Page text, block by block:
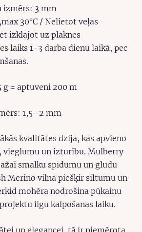
izmērs: 3 mm
30°C / Nelietot veļas
izklājot uz plaknes
laiks 1-3 darba dienu laikā, pec
g = aptuveni 200 m
1,5–2 mm
kvalitātes dzija, kas apvieno
vieglumu un izturību. Mulberry
smalku spīdumu un gludu
Merino vilna piešķir siltumu un
mohēra nodrošina pūkainu
ilgu kalpošanas laiku.
un elegancei, tā ir piemērota